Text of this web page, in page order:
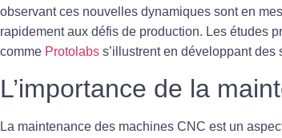
observant ces nouvelles dynamiques sont en
rapidement aux défis de production. Les études
comme Protolabs s’illustrent en développant des
L’importance de la
La maintenance des machines CNC est un